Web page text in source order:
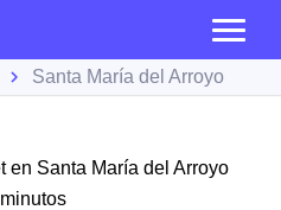
Santa María del Arroyo
en Santa María del Arroyo